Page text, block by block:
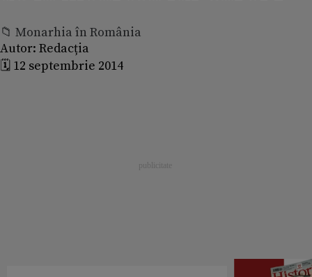
📁 Monarhia în România
Autor: Redacția
🗓️ 12 septembrie 2014